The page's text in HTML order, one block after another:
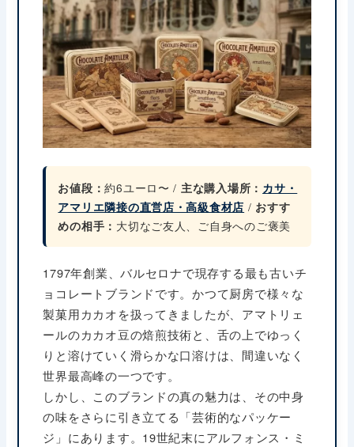
お値段：約6ユーロ〜 / 主な購入場所： カサ・
アマリエ隣接の直営店・高級食材店 / おすす
めの相手： 大切なご友人、ご自身へのご褒美
1797年創業、バルセロナで現存する最も古いチ
ョコレートブランドです。かつて厨房で様々な
製菓用カカオを扱ってきましたが、アマトリェ
ールのカカオ豆の焙煎技術と、舌の上でゆっく
りと溶けていく滑らかな口溶けは、間違いなく
世界最高峰の一つです。
しかし、このブランドの真の魅力は、その中身
の味をさらに引き立てる「芸術的なパッケー
ジ」にあります。19世紀末にアルフォンス・ミ